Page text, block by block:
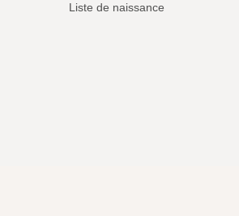
Liste de naissance